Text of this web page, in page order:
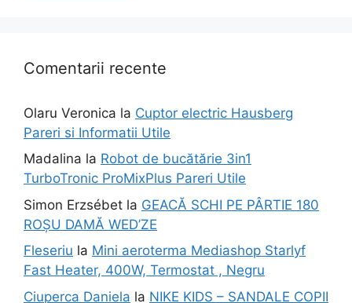
Comentarii recente
Olaru Veronica la Cuptor electric Hausberg
Pareri si Informatii Utile
Madalina la Robot de bucătărie 3in1
TurboTronic ProMixPlus Pareri Utile
Simon Erzsébet la GEACĂ SCHI PE PÂRTIE 180
ROȘU DAMĂ WED’ZE
Fleseriu la Mini aeroterma Mediashop Starlyf
Fast Heater, 400W, Termostat , Negru
Ciuperca Daniela la NIKE KIDS – SANDALE COPII